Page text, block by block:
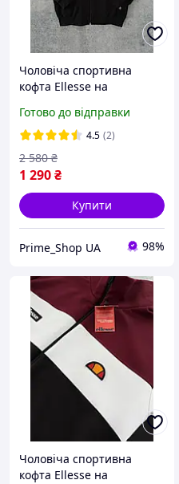
Чоловіча спортивна
кофта Ellesse на
еллесе чорна біла еліс
весна осінь Туреччина
Модна турецька двунитка
Готово до відправки
4.5 (2)
1 290₴
2 580 ₴
Купити
Prime_Shop UA 98%
Чоловіча спортивна
кофта Ellesse на